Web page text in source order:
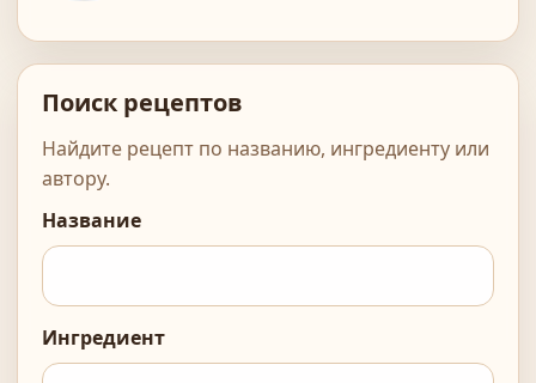
Поиск рецептов
Найдите рецепт по названию, ингредиенту или
автору.
Название
Ингредиент